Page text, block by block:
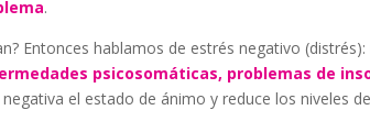
.
Entonces hablamos de estrés negativo
psicosomáticas, problemas de
el estado de ánimo y reduce los niveles